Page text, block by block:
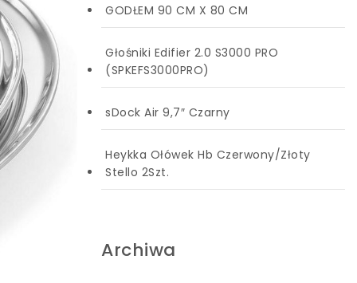
GODŁEM 90 CM X 80 CM
Głośniki Edifier 2.0 S3000 PRO
(SPKEFS3000PRO)
sDock Air 9,7″ Czarny
Heykka Ołówek Hb Czerwony/Złoty
Stello 2Szt.
Archiwa